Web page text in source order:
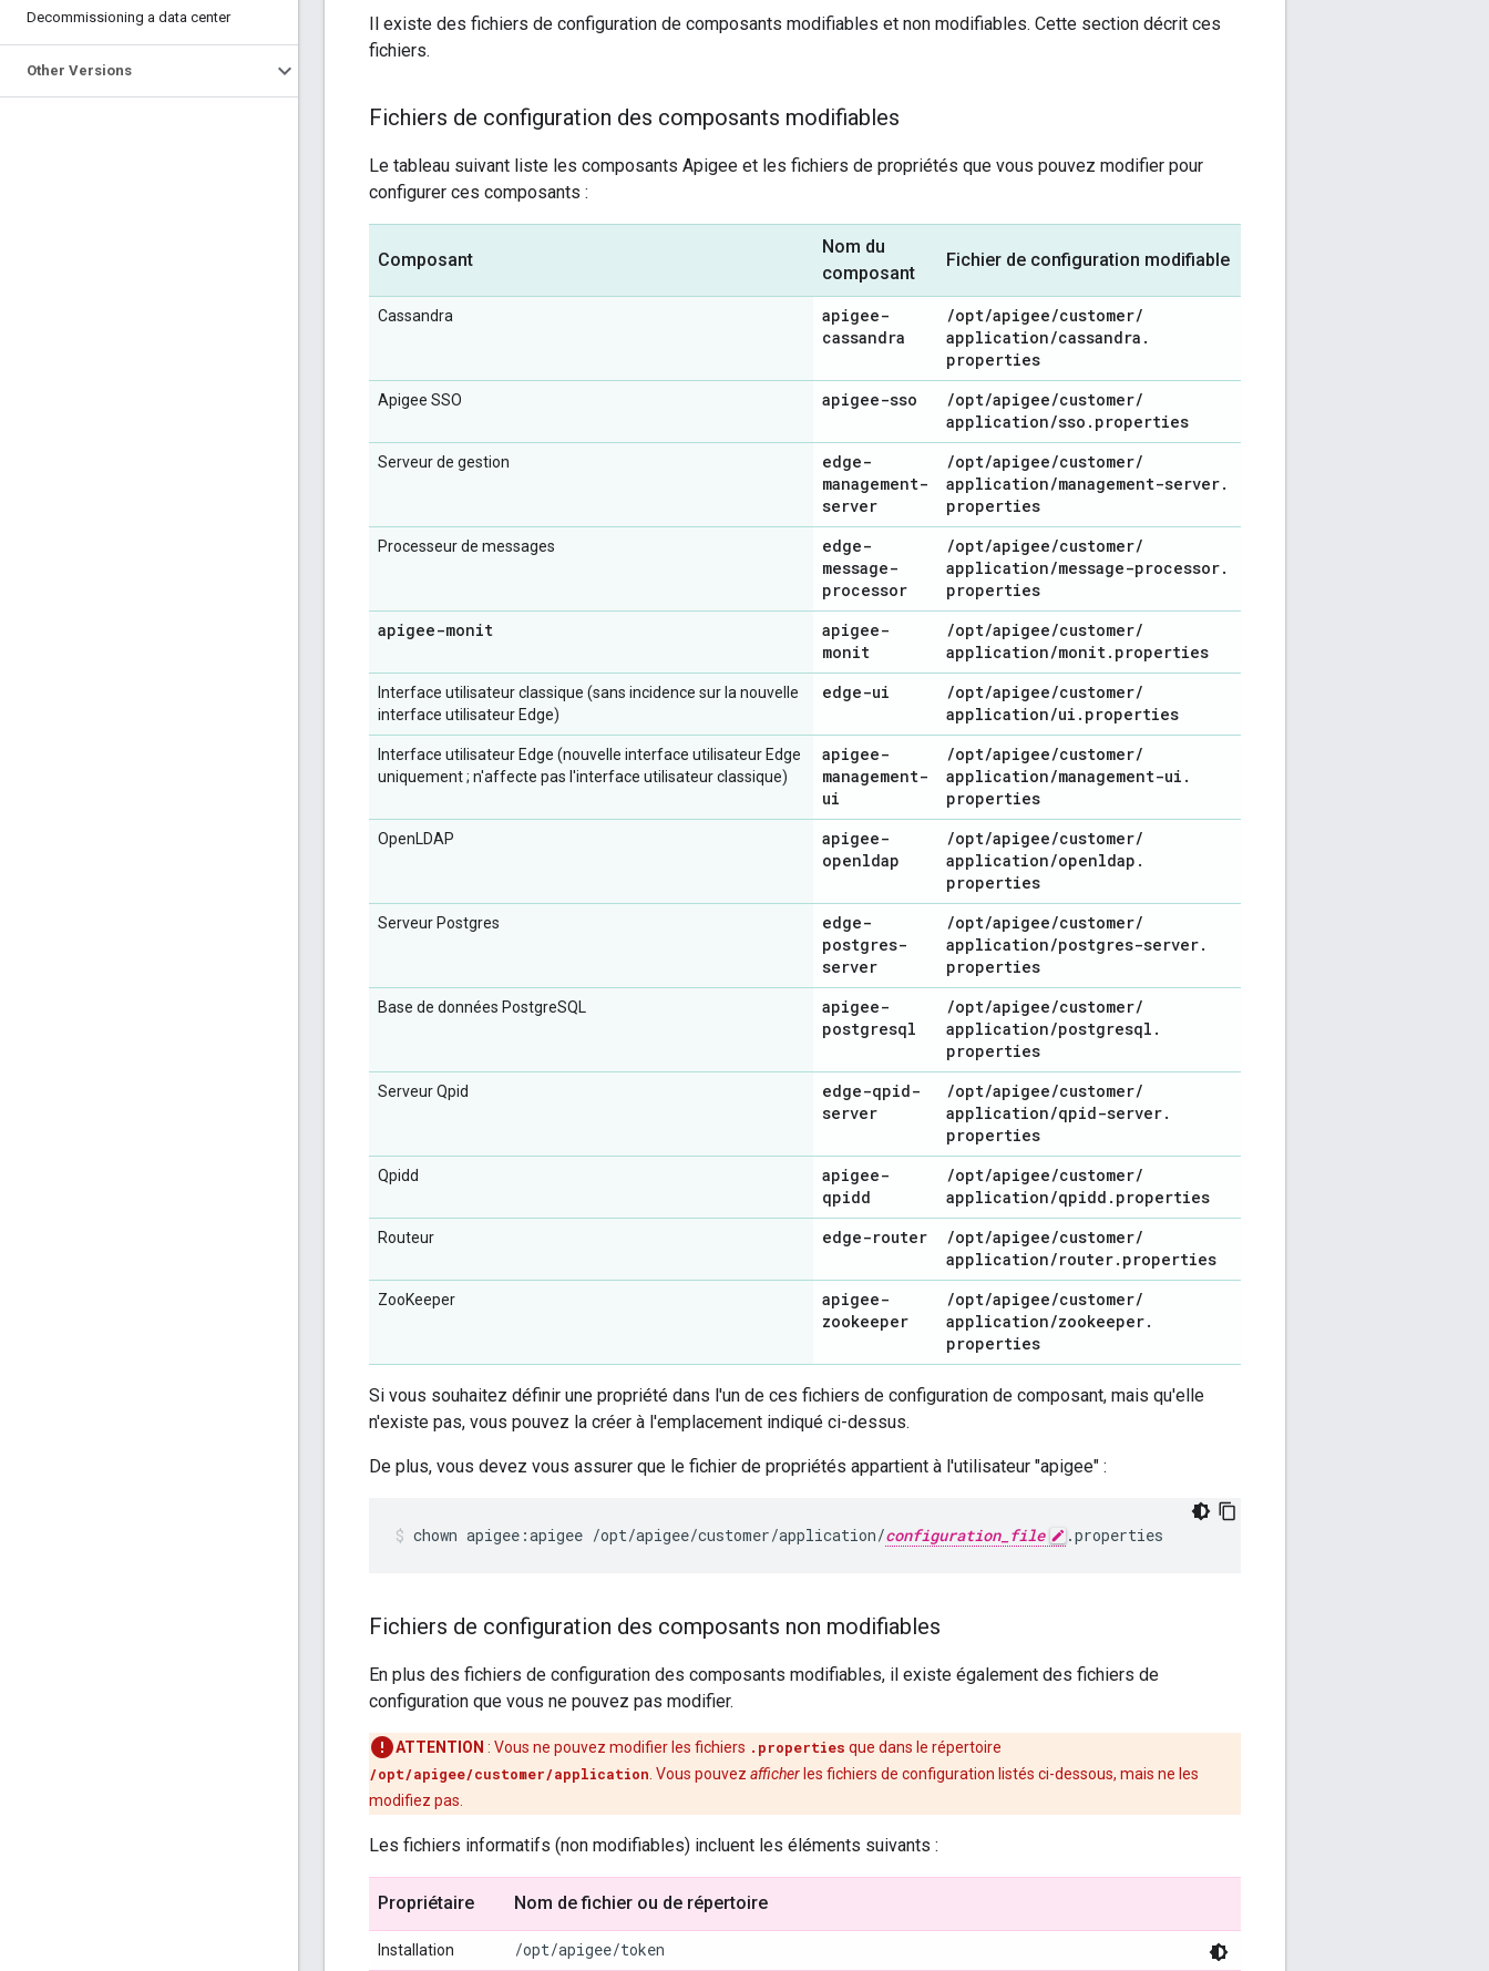
Decommissioning a data center
Other Versions
Il existe des fichiers de configuration de composants modifiables et non modifiables. Cette section décrit ces
fichiers.
Fichiers de configuration des composants modifiables
Le tableau suivant liste les composants Apigee et les fichiers de propriétés que vous pouvez modifier pour
configurer ces composants :
Composant
Nom du
composant
Fichier de configuration modifiable
Cassandra
apigee-
cassandra
/opt/apigee/customer/
application/cassandra .
properties
Apigee SSO apigee-sso /opt/apigee/customer/
application/sso . properties
Serveur de gestion
edge-
management-
server
/opt/apigee/customer/
application/management-server.
properties
Processeur de messages
edge-
message-
processor
/opt/apigee/customer/
application/message-processor.
properties
apigee-monit
apigee-
monit
/opt/apigee/customer/
application/monit. properties
Interface utilisateur classique (sans incidence sur la nouvelle
interface utilisateur Edge)
edge-ui /opt/apigee/customer/
application/ui . properties
Interface utilisateur Edge (nouvelle interface utilisateur Edge
uniquement ; n'affecte pas l'interface utilisateur classique)
apigee-
management-
ui
/opt/apigee/customer/
application/management-ui .
properties
OpenLDAP
apigee-
openldap
/opt/apigee/customer/
application/openldap .
properties
Serveur Postgres
edge-
postgres-
server
/opt/apigee/customer/
application/postgres-server.
properties
Base de données PostgreSQL
apigee-
postgresql
/opt/apigee/customer/
application/postgresql .
properties
Serveur Qpid
edge-qpid-
server
/opt/apigee/customer/
application/qpid-server.
properties
Qpidd
apigee-
qpidd
/opt/apigee/customer/
application/qpidd . properties
Routeur edge-router /opt/apigee/customer/
application/router. properties
ZooKeeper
apigee-
zookeeper
/opt/apigee/customer/
application/zookeeper.
properties
Si vous souhaitez définir une propriété dans l'un de ces fichiers de configuration de composant, mais qu'elle
n'existe pas, vous pouvez la créer à l'emplacement indiqué ci-dessus.
De plus, vous devez vous assurer que le fichier de propriétés appartient à l'utilisateur "apigee" :
chown apigee:apigee /opt/apigee/customer/application/configuration_file .properties
Fichiers de configuration des composants non modifiables
En plus des fichiers de configuration des composants modifiables, il existe également des fichiers de
configuration que vous ne pouvez pas modifier.
ATTENTION : Vous ne pouvez modifier les fichiers .properties que dans le répertoire
/opt/apigee/customer/application . Vous pouvez afficher les fichiers de configuration listés ci-dessous, mais ne les
modifiez pas.
Les fichiers informatifs (non modifiables) incluent les éléments suivants :
Propriétaire Nom de fichier ou de répertoire
Installation /opt/apigee/token